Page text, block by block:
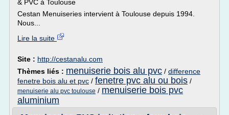
& PVC à Toulouse
Cestan Menuiseries intervient à Toulouse depuis 1994.
Nous...
Lire la suite
Site : http://cestanalu.com
Thèmes liés : menuiserie bois alu pvc / difference
fenetre bois alu et pvc / fenetre pvc alu ou bois /
menuiserie alu pvc toulouse / menuiserie bois pvc
aluminium